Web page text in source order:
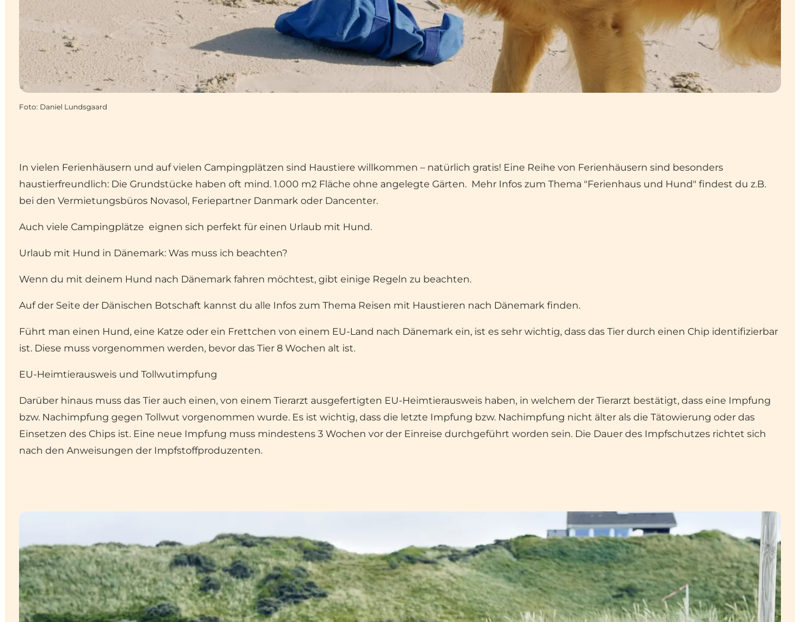
Foto: Daniel Lundsgaard
In vielen Ferienhäusern und auf vielen Campingplätzen sind Haustiere willkommen – natürlich gratis! Eine Reihe von Ferienhäusern sind besonders
haustierfreundlich: Die Grundstücke haben oft mind. 1.000 m2 Fläche ohne angelegte Gärten. Mehr Infos zum Thema "Ferienhaus und Hund" findest du z.B.
bei den Vermietungsbüros Novasol, Feriepartner Danmark oder Dancenter.
Auch viele Campingplätze eignen sich perfekt für einen Urlaub mit Hund.
Urlaub mit Hund in Dänemark: Was muss ich beachten?
Wenn du mit deinem Hund nach Dänemark fahren möchtest, gibt einige Regeln zu beachten.
Auf der Seite der Dänischen Botschaft kannst du alle Infos zum Thema Reisen mit Haustieren nach Dänemark finden.
Führt man einen Hund, eine Katze oder ein Frettchen von einem EU-Land nach Dänemark ein, ist es sehr wichtig, dass das Tier durch einen Chip identifizierbar
ist. Diese muss vorgenommen werden, bevor das Tier 8 Wochen alt ist.
EU-Heimtierausweis und Tollwutimpfung
Darüber hinaus muss das Tier auch einen, von einem Tierarzt ausgefertigten EU-Heimtierausweis haben, in welchem der Tierarzt bestätigt, dass eine Impfung
bzw. Nachimpfung gegen Tollwut vorgenommen wurde. Es ist wichtig, dass die letzte Impfung bzw. Nachimpfung nicht älter als die Tätowierung oder das
Einsetzen des Chips ist. Eine neue Impfung muss mindestens 3 Wochen vor der Einreise durchgeführt worden sein. Die Dauer des Impfschutzes richtet sich
nach den Anweisungen der Impfstoffproduzenten.